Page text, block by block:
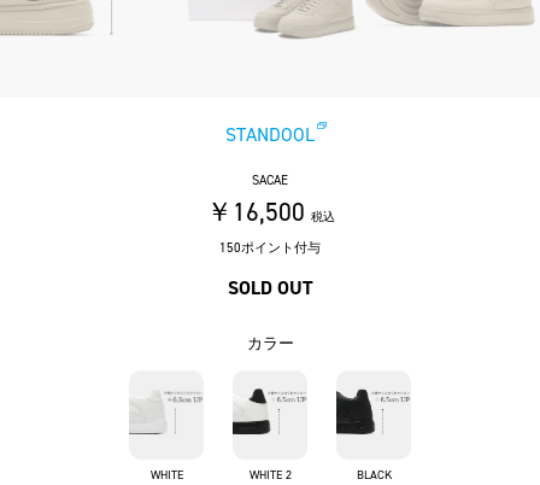
STANDOOL
SACAE
￥16,500 税込
150ポイント付与
SOLD OUT
カラー
WHITE WHITE 2 BLACK